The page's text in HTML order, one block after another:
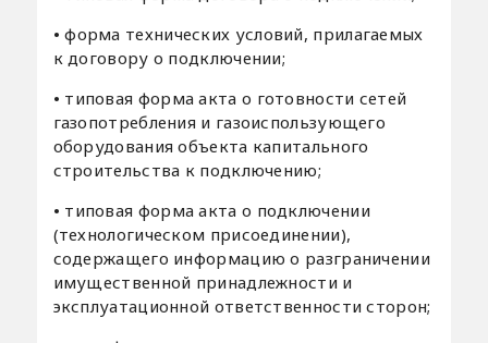
•форма технических условий, прилагаемых
к договору о подключении;
• типовая форма акта о готовности сетей
газопотребления и газоиспользующего
оборудования объекта капитального
строительства к подключению;
• типовая форма акта о подключении
(технологическом присоединении),
содержащего информацию о разграничении
имущественной принадлежности и
эксплуатационной ответственности сторон;